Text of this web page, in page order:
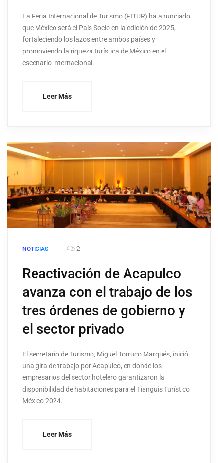
La Feria Internacional de Turismo (FITUR) ha anunciado
que México será el País Socio en la edición de 2025,
fortaleciendo los lazos entre ambos países y
promoviendo la riqueza turística de México en el
escenario internacional.
Leer Más
NOTICIAS 2
Reactivación de Acapulco
avanza con el trabajo de los
tres órdenes de gobierno y
el sector privado
El secretario de Turismo, Miguel Torruco Marqués, inició
una gira de trabajo por Acapulco, en donde los
empresarios del sector hotelero garantizaron la
disponibilidad de habitaciones para el Tianguis Turístico
México 2024.
Leer Más